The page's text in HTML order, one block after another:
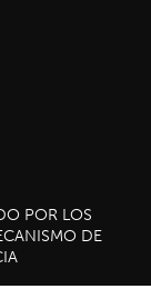
POR LOS
DE